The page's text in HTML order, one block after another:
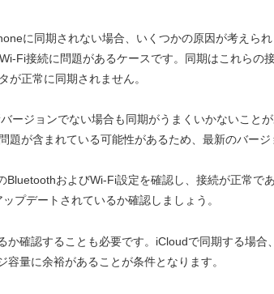
に同期されない場合、いくつかの原因が考えら
Fi接続に問題があるケースです。同期はこれらの
が正常に同期されません。
ージョンでない場合も同期がうまくいかないこと
題が含まれている可能性があるため、最新のバージ
BluetoothおよびWi-Fi設定を確認し、接続が正常で
プデートされているか確認しましょう。
か確認することも必要です。iCloudで同期する場合
量に余裕があることが条件となります。